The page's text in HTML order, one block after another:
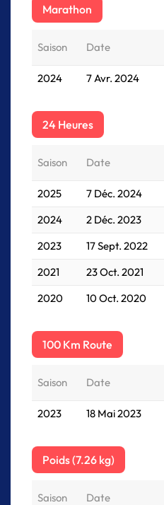
Marathon
Saison Date
2024 7 Avr. 2024
24 Heures
Saison Date
2025 7 Déc. 2024
2024
2 Déc. 2023
2023
17 Sept. 2022
2021
23 Oct. 2021
2020
10 Oct. 2020
100 Km Route
Saison Date
2023 18 Mai 2023
Poids (7.26 kg)
Saison Date